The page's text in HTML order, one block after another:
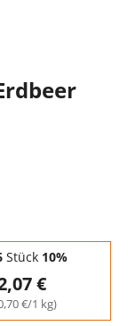
Stück 10%
€
€/1 kg)